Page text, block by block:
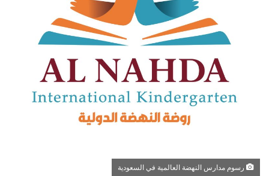
رسوم مدارس النهضة العالمية في السعودية